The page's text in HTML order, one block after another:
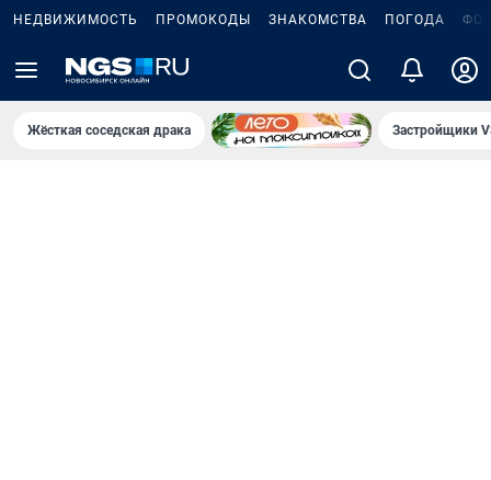
НЕДВИЖИМОСТЬ ПРОМОКОДЫ ЗНАКОМСТВА ПОГОДА
Жёсткая соседская драка Застройщики